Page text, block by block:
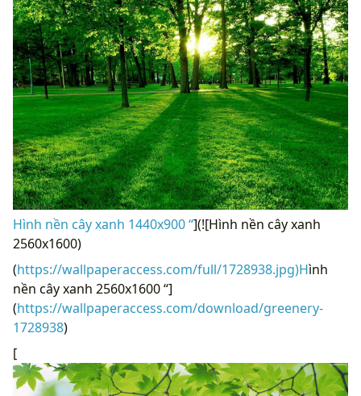
Hình nền cây xanh 1440x900 “](![Hình nền cây xanh
2560x1600)
(https://wallpaperaccess.com/full/1728938.jpg)Hình
nền cây xanh 2560x1600 “]
(https://wallpaperaccess.com/download/greenery-
1728938)
[